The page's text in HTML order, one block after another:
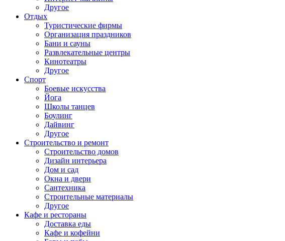
Другое
Отдых
Туристические фирмы
Организация праздников
Бани и сауны
Развлекательные центры
Кинотеатры
Другое
Спорт
Боевые искусства
Йога
Школы танцев
Боулинг
Дайвинг
Другое
Строительство и ремонт
Строительство домов
Дизайн интерьера
Дом и сад
Окна и двери
Сантехника
Строительные материалы
Другое
Кафе и рестораны
Доставка еды
Кафе и кофейни